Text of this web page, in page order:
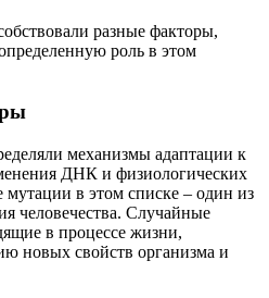
разные факторы,
роль в этом
механизмы адаптации к
ДНК и физиологических
мутации в этом списке – один из
человечества. Случайные
в процессе жизни,
новых свойств организма и